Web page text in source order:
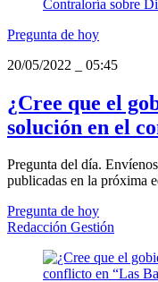
Pregunta de hoy
20/05/2022
05:45
¿Cree que el
solución en el
Pregunta del día.
publicadas en la próxima
Pregunta de hoy
Redacción Gestión